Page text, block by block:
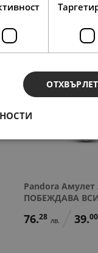
Pandora
ПОБЕЖДАВА
76.28 лв. 39.00